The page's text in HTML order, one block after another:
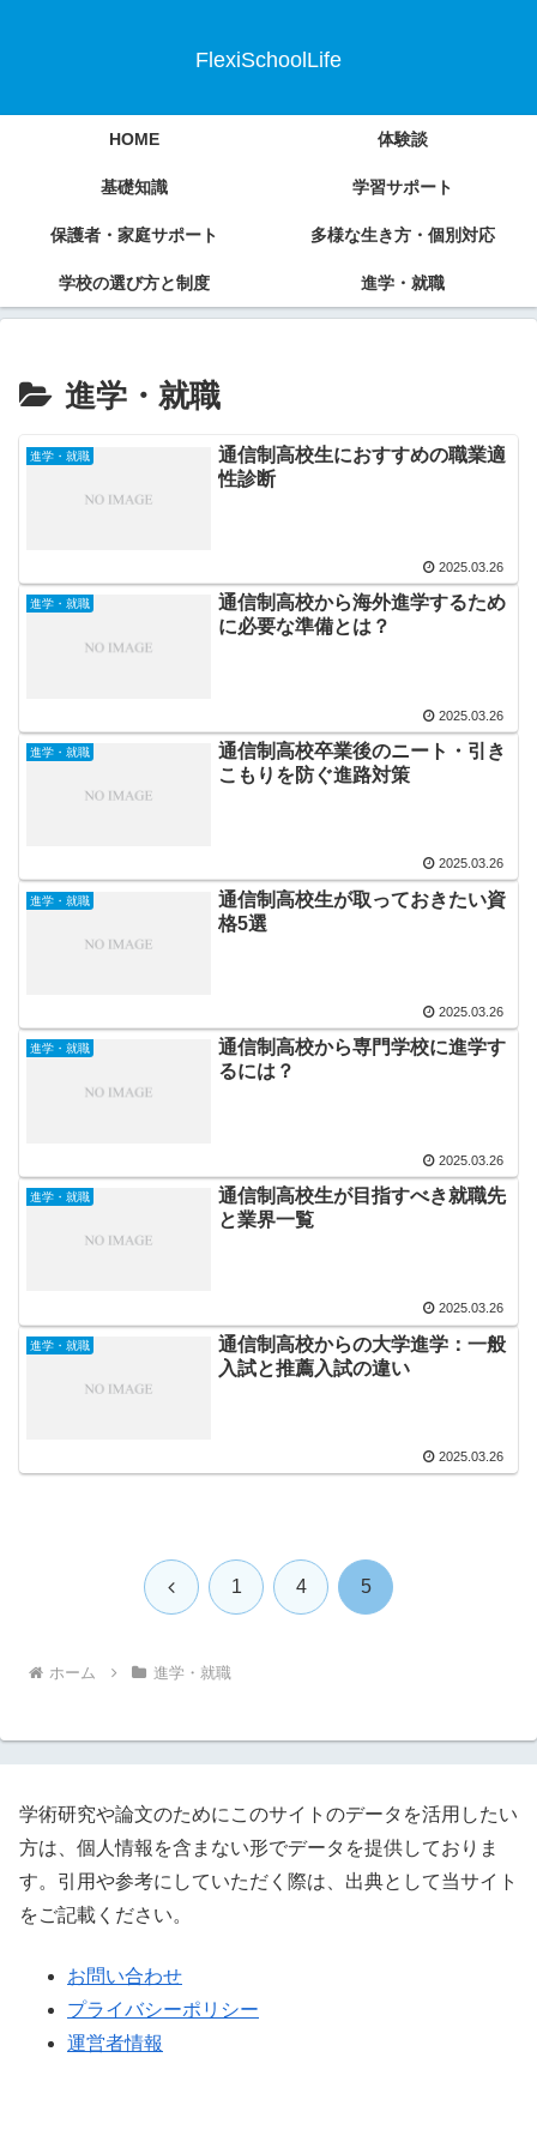
FlexiSchoolLife
HOME 体験談
基礎知識 学習サポート
保護者・家庭サポート 多様な生き方・個別対応
学校の選び方と制度 進学・就職
進学・就職
進学・就職
通信制高校生におすすめの職業適
性診断
2025.03.26
進学・就職
通信制高校から海外進学するため
に必要な準備とは？
2025.03.26
進学・就職
通信制高校卒業後のニート・引き
こもりを防ぐ進路対策
2025.03.26
進学・就職
通信制高校生が取っておきたい資
格5選
2025.03.26
進学・就職
通信制高校から専門学校に進学す
るには？
2025.03.26
進学・就職
通信制高校生が目指すべき就職先
と業界一覧
2025.03.26
進学・就職
通信制高校からの大学進学：一般
入試と推薦入試の違い
2025.03.26
前 1 4 5
ホーム 進学・就職
学術研究や論文のためにこのサイトのデータを活用したい
方は、個人情報を含まない形でデータを提供しておりま
す。引用や参考にしていただく際は、出典として当サイト
をご記載ください。
お問い合わせ
プライバシーポリシー
運営者情報